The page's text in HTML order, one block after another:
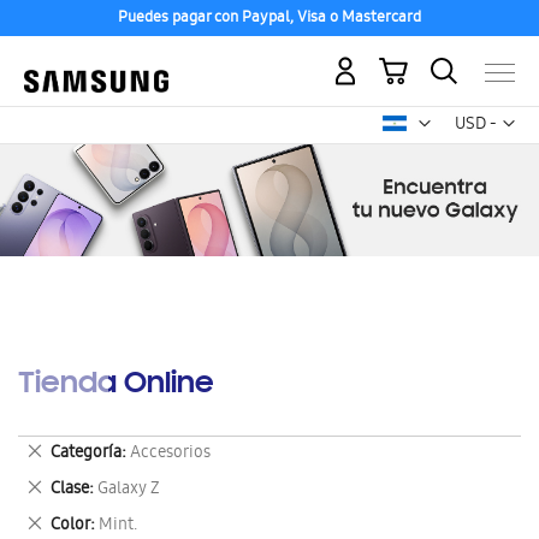
Puedes pagar con Paypal, Visa o Mastercard
USD -
dólar
Mi carrito
Tienda Online
Categoría Accesorios
Eliminar
este
artículo
Clase Galaxy Z
Eliminar
este
Color Mint.
Eliminar